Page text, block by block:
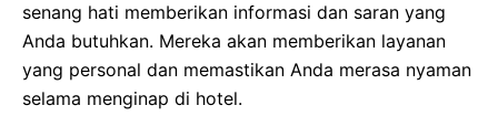
senang hati memberikan informasi dan saran yang
Anda butuhkan. Mereka akan memberikan layanan
yang personal dan memastikan Anda merasa nyaman
selama menginap di hotel.